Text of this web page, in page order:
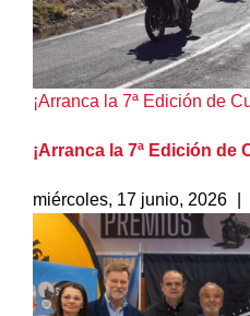
¡Arranca la 7ª Edición de
¡Arranca la 7ª Edición de
miércoles, 17 junio, 2026